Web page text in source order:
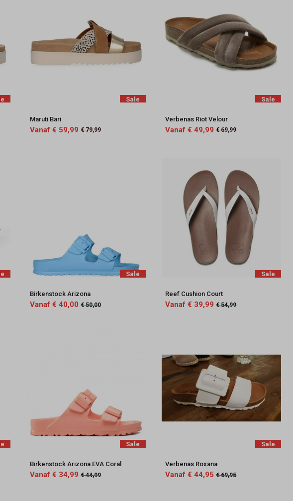
Sale
Maruti Bari
Vanaf € 59,99 € 79,99
Sale
Verbenas Riot Velour
Vanaf € 49,99 € 69,99
Sale
Birkenstock Arizona
Vanaf € 40,00 € 50,00
Sale
Reef Cushion Court
Vanaf € 39,99 € 54,99
Sale
Birkenstock Arizona EVA Coral
Vanaf € 34,99 € 44,99
Sale
Verbenas Roxana
Vanaf € 44,95 € 69,95